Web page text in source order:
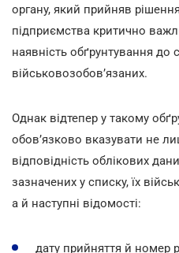
органу, який прийняв
підприємства критично
наявність обґрунтування до
військовозобов’язаних.
Однак відтепер у такому
обов’язково вказувати не
відповідність облікових
зазначених у списку, їх
а й наступні відомості:
дату прийняття й номер